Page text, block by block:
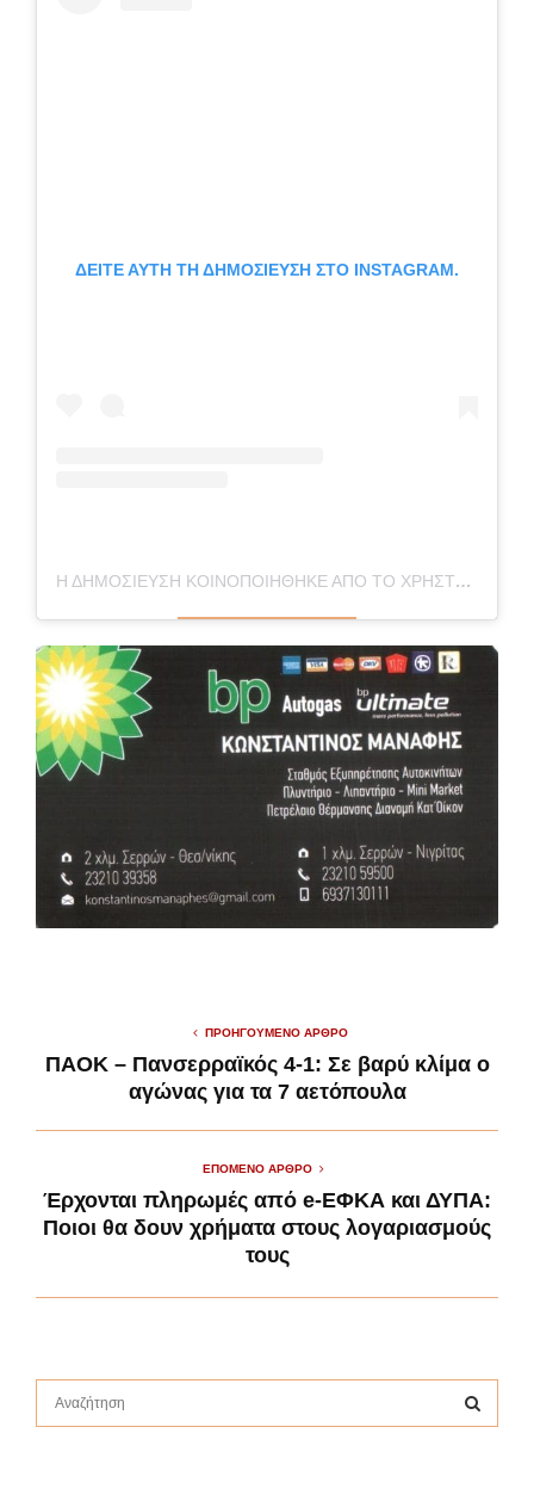
ΔΕΊΤΕ ΑΥΤΉ ΤΗ ΔΗΜΟΣΊΕΥΣΗ ΣΤΟ INSTAGRAM.
Η ΔΗΜΟΣΊΕΥΣΗ ΚΟΙΝΟΠΟΙΉΘΗΚΕ ΑΠΌ ΤΟ ΧΡΉΣΤΗ XANTHINEA.GR (@XANTHINEA.GR)
ΠΡΟΗΓΟΎΜΕΝΟ ΆΡΘΡΟ
ΠΑΟΚ – Πανσερραϊκός 4-1: Σε βαρύ κλίμα ο
αγώνας για τα 7 αετόπουλα
ΕΠΌΜΕΝΟ ΆΡΘΡΟ
Έρχονται πληρωμές από e-ΕΦΚΑ και ΔΥΠΑ:
Ποιοι θα δουν χρήματα στους λογαριασμούς
τους